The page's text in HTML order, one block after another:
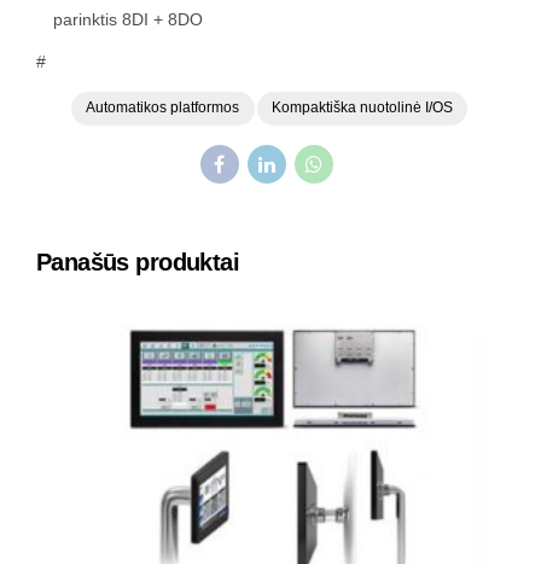
parinktis 8DI + 8DO
#
Automatikos platformos Kompaktiška nuotolinė I/OS
Panašūs produktai